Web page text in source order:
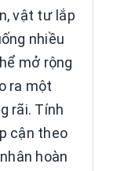
vật tư lắp
nhiều
mở rộng
ra một
rãi. Tính
cận theo
hoàn